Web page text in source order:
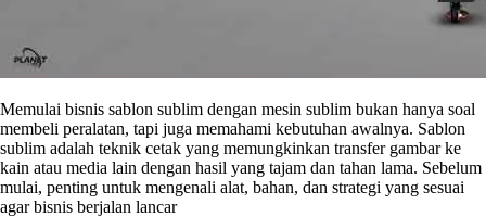
Memulai bisnis sablon sublim dengan mesin sublim bukan hanya soal
membeli peralatan, tapi juga memahami kebutuhan awalnya. Sablon
sublim adalah teknik cetak yang memungkinkan transfer gambar ke
kain atau media lain dengan hasil yang tajam dan tahan lama. Sebelum
mulai, penting untuk mengenali alat, bahan, dan strategi yang sesuai
agar bisnis berjalan lancar